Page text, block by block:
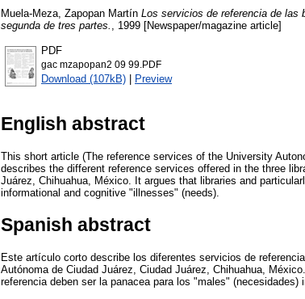
Muela-Meza, Zapopan Martín Los servicios de referencia de las
segunda de tres partes.
, 1999 [Newspaper/magazine article]
PDF
gac mzapopan2 09 99.PDF
Download (107kB) | Preview
English abstract
This short article (The reference services of the University
describes the different reference services offered in the three
Juárez, Chihuahua, México. It argues that libraries and
informational and cognitive "illnesses" (needs).
Spanish abstract
Este artículo corto describe los diferentes servicios de
Autónoma de Ciudad Juárez, Ciudad Juárez, Chihuahua,
referencia deben ser la panacea para los "males"